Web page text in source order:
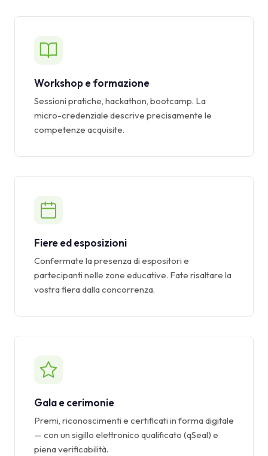
Workshop e formazione
Sessioni pratiche, hackathon, bootcamp. La
micro-credenziale descrive precisamente le
competenze acquisite.
Fiere ed esposizioni
Confermate la presenza di espositori e
partecipanti nelle zone educative. Fate risaltare la
vostra fiera dalla concorrenza.
Gala e cerimonie
Premi, riconoscimenti e certificati in forma digitale
— con un sigillo elettronico qualificato (qSeal) e
piena verificabilità.